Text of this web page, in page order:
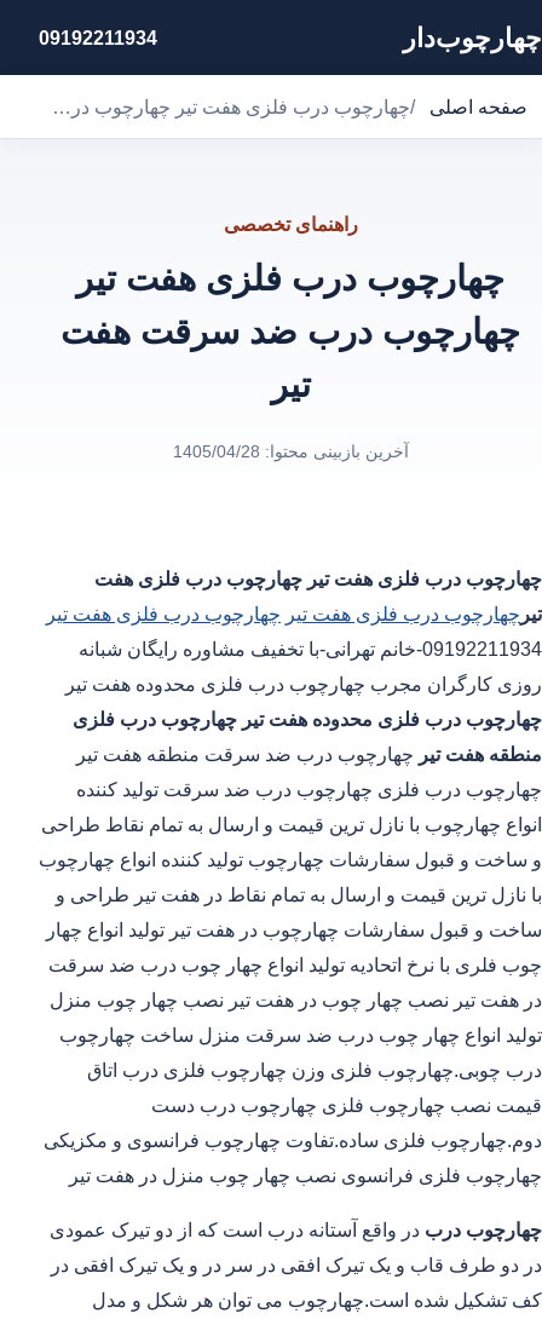
چهارچوب‌دار 09192211934
صفحه اصلی / چهارچوب درب فلزی هفت تیر چهارچوب درب ضد سرقت هفت تیر
راهنمای تخصصی
چهارچوب درب فلزی هفت تیر
چهارچوب درب ضد سرقت هفت
تیر
آخرین بازبینی محتوا: 1405/04/28
چهارچوب درب فلزی هفت تیر چهارچوب درب فلزی هفت
تیر چهارچوب درب فلزی هفت تیر چهارچوب درب فلزی هفت تیر
09192211934-خانم تهرانی-با تخفیف مشاوره رایگان شبانه
روزی کارگران مجرب چهارچوب درب فلزی محدوده هفت تیر
چهارچوب درب فلزی محدوده هفت تیر چهارچوب درب فلزی
منطقه هفت تیر چهارچوب درب ضد سرقت منطقه هفت تیر
چهارچوب درب فلزی چهارچوب درب ضد سرقت تولید کننده
انواع چهارچوب با نازل ترین قیمت و ارسال به تمام نقاط طراحی
و ساخت و قبول سفارشات چهارچوب تولید کننده انواع چهارچوب
با نازل ترین قیمت و ارسال به تمام نقاط در هفت تیر طراحی و
ساخت و قبول سفارشات چهارچوب در هفت تیر تولید انواع چهار
چوب فلری با نرخ اتحادیه تولید انواع چهار چوب درب ضد سرقت
در هفت تیر نصب چهار چوب در هفت تیر نصب چهار چوب منزل
تولید انواع چهار چوب درب ضد سرقت منزل ساخت چهارچوب
درب چوبی.چهارچوب فلزی وزن چهارچوب فلزی درب اتاق
قیمت نصب چهارچوب فلزی چهارچوب درب دست
دوم.چهارچوب فلزی ساده.تفاوت چهارچوب فرانسوی و مکزیکی
چهارچوب فلزی فرانسوی نصب چهار چوب منزل در هفت تیر
چهارچوب درب در واقع آستانه درب است که از دو تیرک عمودی
در دو طرف قاب و یک تیرک افقی در سر در و یک تیرک افقی در
کف تشکیل شده است.چهارچوب می توان هر شکل و مدل